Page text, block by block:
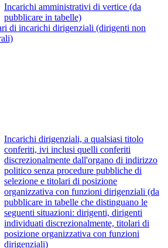
Incarichi amministrativi di vertice (da
pubblicare in tabelle)
di incarichi dirigenziali (dirigenti non
Incarichi dirigenziali, a qualsiasi titolo
conferiti, ivi inclusi quelli conferiti
discrezionalmente dall'organo di indirizzo
politico senza procedure pubbliche di
selezione e titolari di posizione
organizzativa con funzioni dirigenziali (da
pubblicare in tabelle che distinguano le
seguenti situazioni: dirigenti, dirigenti
individuati discrezionalmente, titolari di
posizione organizzativa con funzioni
dirigenziali)